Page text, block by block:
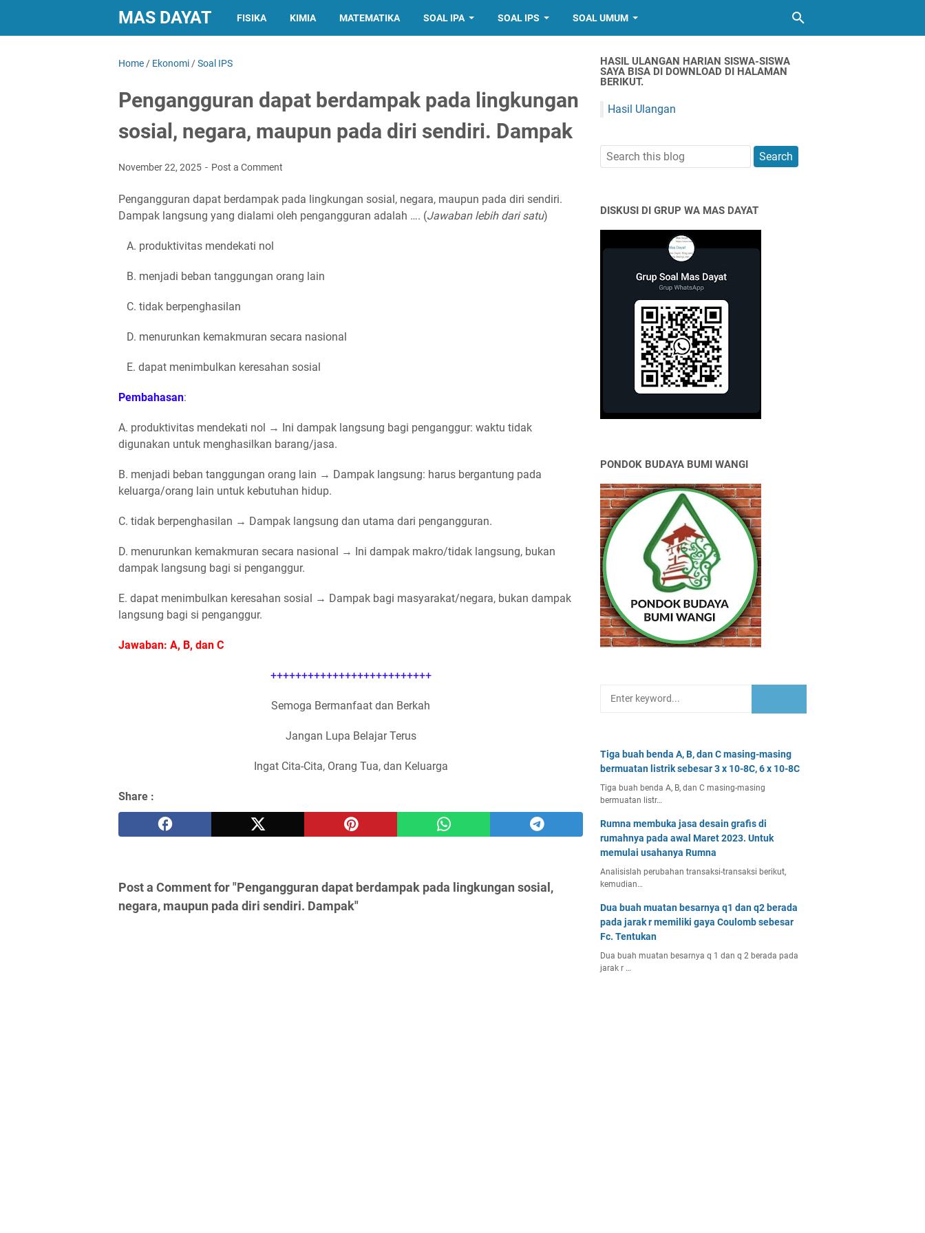
MAS DAYAT FISIKA KIMIA MATEMATIKA SOAL IPA SOAL IPS SOAL UMUM
Home / Ekonomi /Soal IPS
Pengangguran dapat berdampak pada lingkungan
sosial, negara, maupun pada diri sendiri. Dampak
November 22, 2025 Post a Comment
Pengangguran dapat berdampak pada lingkungan sosial, negara, maupun pada diri sendiri.
Dampak langsung yang dialami oleh pengangguran adalah …. (Jawaban lebih dari satu)
A. produktivitas mendekati nol
B. menjadi beban tanggungan orang lain
C. tidak berpenghasilan
D. menurunkan kemakmuran secara nasional
E. dapat menimbulkan keresahan sosial
Pembahasan:
A. produktivitas mendekati nol → Ini dampak langsung bagi penganggur: waktu tidak
digunakan untuk menghasilkan barang/jasa.
B. menjadi beban tanggungan orang lain → Dampak langsung: harus bergantung pada
keluarga/orang lain untuk kebutuhan hidup.
C. tidak berpenghasilan → Dampak langsung dan utama dari pengangguran.
D. menurunkan kemakmuran secara nasional → Ini dampak makro/tidak langsung, bukan
dampak langsung bagi si penganggur.
E. dapat menimbulkan keresahan sosial → Dampak bagi masyarakat/negara, bukan dampak
langsung bagi si penganggur.
Jawaban: A, B, dan C
++++++++++++++++++++++++++
Semoga Bermanfaat dan Berkah
Jangan Lupa Belajar Terus
Ingat Cita-Cita, Orang Tua, dan Keluarga
Share :
Post a Comment for "Pengangguran dapat berdampak pada lingkungan sosial,
negara, maupun pada diri sendiri. Dampak"
HASIL ULANGAN HARIAN SISWA-SISWA
SAYA BISA DI DOWNLOAD DI HALAMAN
BERIKUT.
Hasil Ulangan
DISKUSI DI GRUP WA MAS DAYAT
PONDOK BUDAYA BUMI WANGI
Tiga buah benda A, B, dan C masing-masing
bermuatan listrik sebesar 3 x 10-8C, 6 x 10-8C
Tiga buah benda A, B, dan C masing-masing
bermuatan listr…
Rumna membuka jasa desain grafis di
rumahnya pada awal Maret 2023. Untuk
memulai usahanya Rumna
Analisislah perubahan transaksi-transaksi berikut,
kemudian…
Dua buah muatan besarnya q1 dan q2 berada
pada jarak r memiliki gaya Coulomb sebesar
Fc. Tentukan
Dua buah muatan besarnya q 1 dan q 2 berada pada
jarak r …